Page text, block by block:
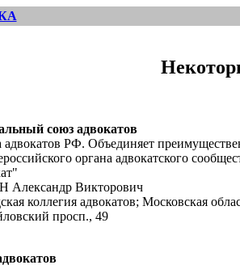
союз адвокатов
РФ. Объединяет
органа адвокатского
Викторович
коллегия адвокатов; Московская
просп., 49